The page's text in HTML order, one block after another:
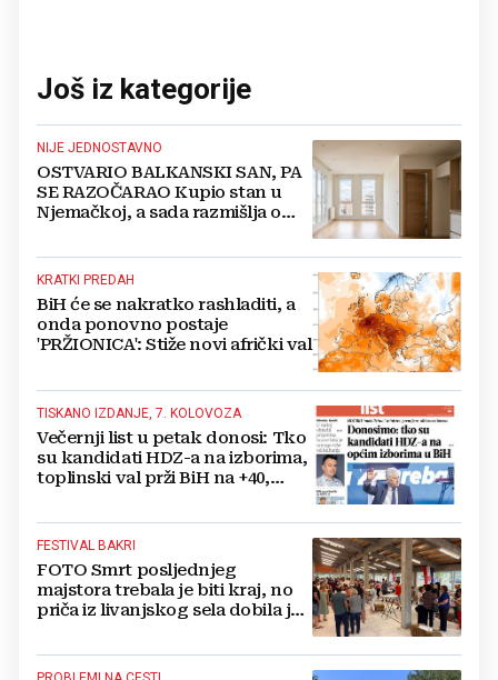
Još iz kategorije
NIJE JEDNOSTAVNO
OSTVARIO BALKANSKI SAN, PA
SE RAZOČARAO Kupio stan u
Njemačkoj, a sada razmišlja o
KRATKI PREDAH
BiH će se nakratko rashladiti, a
onda ponovno postaje
'PRŽIONICA': Stiže novi afrički val
TISKANO IZDANJE, 7. KOLOVOZA
Večernji list u petak donosi: Tko
su kandidati HDZ-a na izborima,
toplinski val prži BiH na +40,
FESTIVAL BAKRI
FOTO Smrt posljednjeg
majstora trebala je biti kraj, no
priča iz livanjskog sela dobila je